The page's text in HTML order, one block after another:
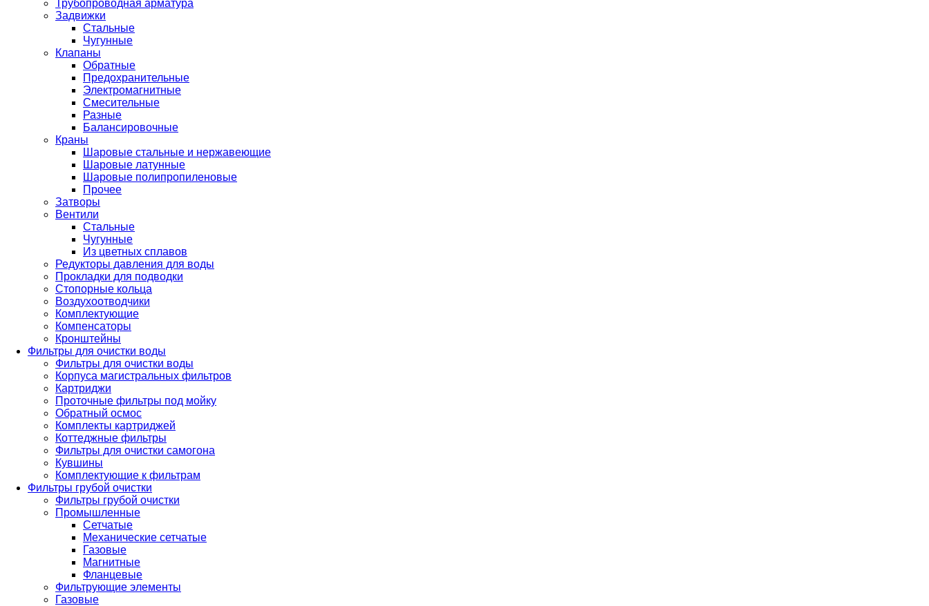
Трубопроводная арматура
Задвижки
Стальные
Чугунные
Клапаны
Обратные
Предохранительные
Электромагнитные
Смесительные
Разные
Балансировочные
Краны
Шаровые стальные и нержавеющие
Шаровые латунные
Шаровые полипропиленовые
Прочее
Затворы
Вентили
Стальные
Чугунные
Из цветных сплавов
Редукторы давления для воды
Прокладки для подводки
Стопорные кольца
Воздухоотводчики
Комплектующие
Компенсаторы
Кронштейны
Фильтры для очистки воды
Фильтры для очистки воды
Корпуса магистральных фильтров
Картриджи
Проточные фильтры под мойку
Обратный осмос
Комплекты картриджей
Коттеджные фильтры
Фильтры для очистки самогона
Кувшины
Комплектующие к фильтрам
Фильтры грубой очистки
Фильтры грубой очистки
Промышленные
Сетчатые
Механические сетчатые
Газовые
Магнитные
Фланцевые
Фильтрующие элементы
Газовые